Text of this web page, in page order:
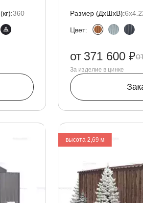
360 Размер (ДxШxВ):
Цвет:
от 371 600 ₽
За изделие в цинке
высота 2,69 м